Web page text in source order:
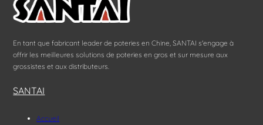
En tant que fabricant leader de poteries en Chine, SANTAI s'engage à
offrir les meilleures solutions de poteries en gros et sur mesure aux
grossistes et aux distributeurs.
SANTAI
Accueil